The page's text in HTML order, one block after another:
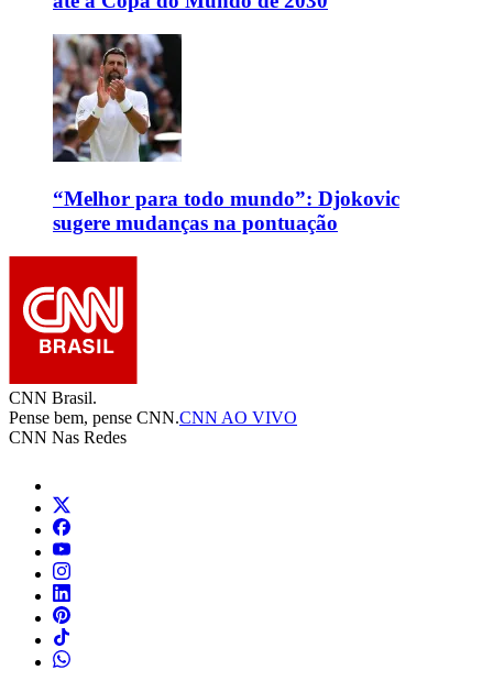
“Melhor para todo mundo”: Djokovic
sugere mudanças na pontuação
CNN Brasil.
Pense bem, pense CNN.CNN AO VIVO
CNN Nas Redes